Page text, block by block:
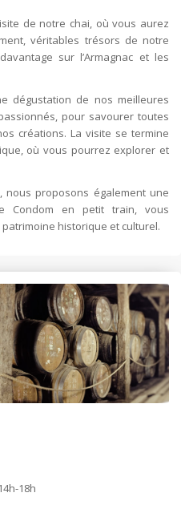
de notre chai, où vous aurez
véritables trésors de notre
sur l’Armagnac et les
dégustation de nos meilleures
pour savourer toutes
créations. La visite se termine
où vous pourrez explorer et
nous proposons également une
Condom en petit train, vous
historique et culturel.
18h